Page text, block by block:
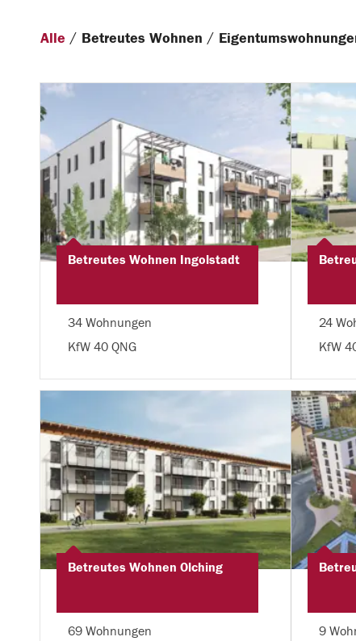
Alle / Betreutes Wohnen /
Betreutes Wohnen Ingolstadt
34 Wohnungen
KfW 40 QNG
24
KfW
Betreutes Wohnen Olching
69 Wohnungen
9